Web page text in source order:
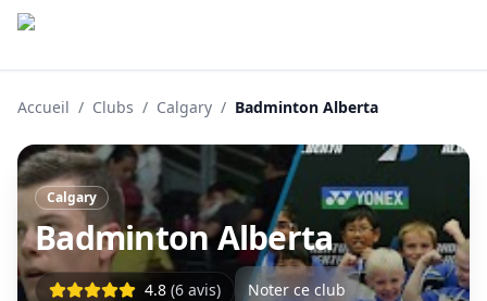
Accueil / Clubs / Calgary / Badminton Alberta
Calgary
Badminton Alberta
4.8 (6 avis) Noter ce club